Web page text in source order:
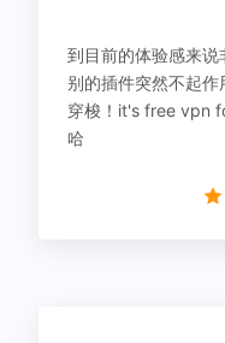
到目前的体验感来
别的插件突然不起
穿梭！it's free vpn
哈